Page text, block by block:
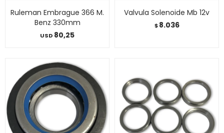
Ruleman Embrague 366 M.
Benz 330mm
USD 80,25
Valvula Solenoide Mb 12v
$ 8.036